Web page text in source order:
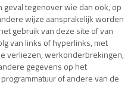
tegenover wie dan ook, op
wijze aansprakelijk worden
gebruik van deze site of van
van links of hyperlinks, met
verliezen, werkonderbrekingen,
gegevens op het
of andere van de